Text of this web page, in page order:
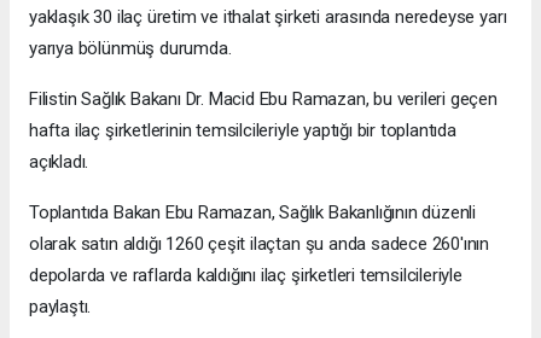
yaklaşık 30 ilaç üretim ve ithalat şirketi arasında neredeyse yarı
yarıya bölünmüş durumda.
Filistin Sağlık Bakanı Dr. Macid Ebu Ramazan, bu verileri geçen
hafta ilaç şirketlerinin temsilcileriyle yaptığı bir toplantıda
açıkladı.
Toplantıda Bakan Ebu Ramazan, Sağlık Bakanlığının düzenli
olarak satın aldığı 1260 çeşit ilaçtan şu anda sadece 260'ının
depolarda ve raflarda kaldığını ilaç şirketleri temsilcileriyle
paylaştı.